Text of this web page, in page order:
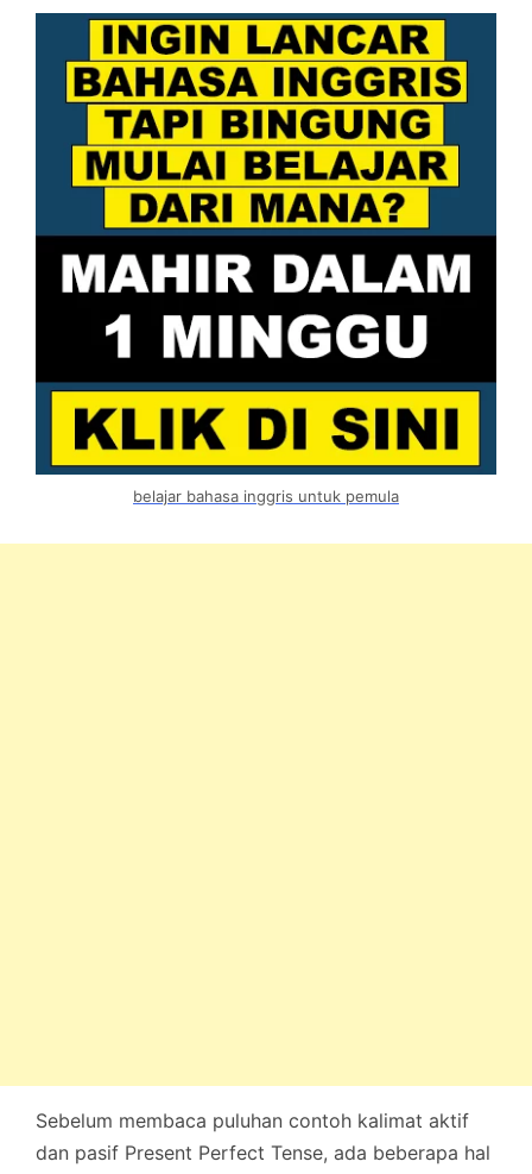
belajar bahasa inggris untuk pemula
Sebelum membaca puluhan contoh kalimat aktif
dan pasif Present Perfect Tense, ada beberapa hal